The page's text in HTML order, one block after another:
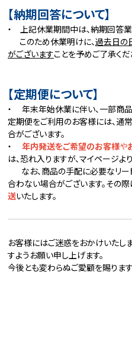
【納期回答について】
・ 上記休業期間中は、納期回答業
このため休業明けに、過去日の
がございますことを予めご了承くだ
【定期便について】
・
年末年始休業に伴い、一部商
定期便をご利用のお客様には、通
合がございます。
・
年内発送をご希望のお客様や
は、恐れ入りますが、マイページよ
なお、商品の手配に必要なリー
合わない場合がございます。その際
送いたします。
お客様にはご迷惑をおかけいたし
すようお願い申し上げます。
今後とも変わらぬご愛顧を賜りま